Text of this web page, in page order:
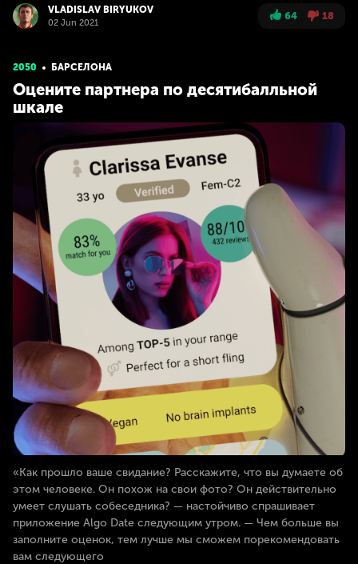
VLADISLAV BIRYUKOV
02 Jun 2021
64 18
2050 БАРСЕЛОНА
Оцените партнера по десятибалльной
шкале
«Как прошло ваше свидание? Расскажите, что вы думаете об
этом человеке. Он похож на свои фото? Он действительно
умеет слушать собеседника? — настойчиво спрашивает
приложение Algo Date следующим утром. — Чем больше вы
заполните оценок, тем лучше мы сможем порекомендовать
вам следующего